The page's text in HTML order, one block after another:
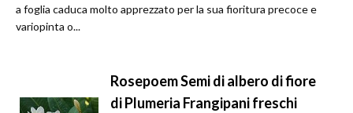
a foglia caduca molto apprezzato per la sua fioritura precoce e
variopinta o...
Rosepoem Semi di albero di fiore
di Plumeria Frangipani freschi